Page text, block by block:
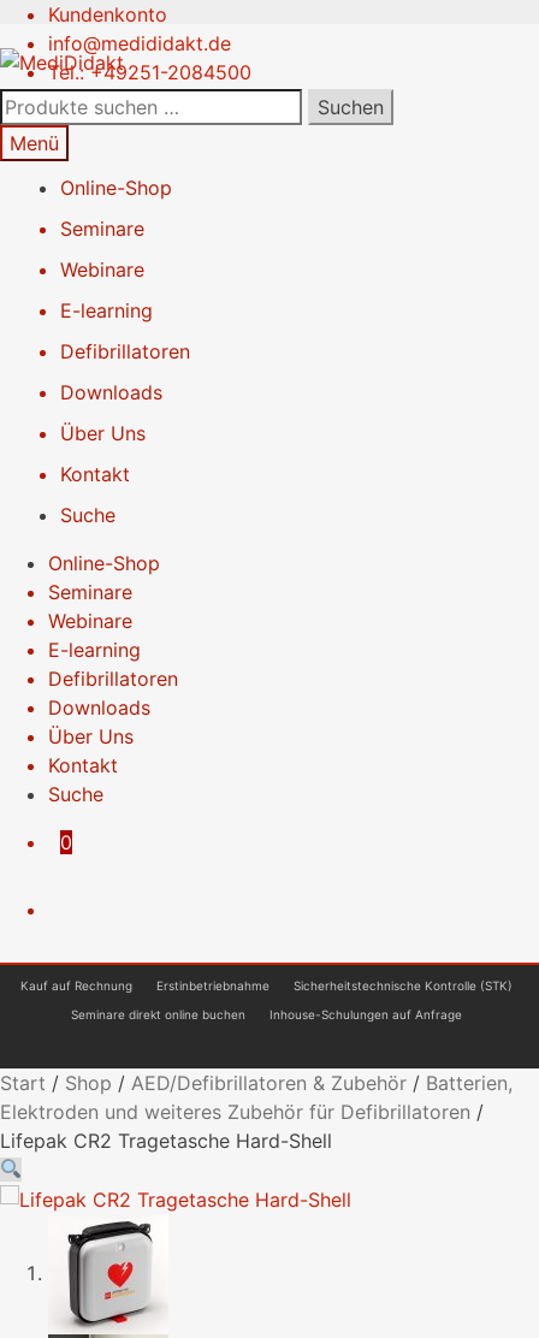
Kundenkonto
info@medididakt.de
Tel.: +49251-2084500
Zur
Navigation
springen
Springe
zum
Inhalt
Suchen
nach:
Suchen
Menü
Online-Shop
Seminare
Webinare
E-learning
Defibrillatoren
Downloads
Über Uns
Kontakt
Suche
Online-Shop
Seminare
Webinare
E-learning
Defibrillatoren
Downloads
Über Uns
Kontakt
Suche
0
Kauf auf Rechnung Erstinbetriebnahme
Sicherheitstechnische Kontrolle (STK)
Seminare direkt online buchen
Inhouse-Schulungen auf Anfrage
Start / Shop / AED/Defibrillatoren & Zubehör / Batterien,
Elektroden und weiteres Zubehör für Defibrillatoren /
Lifepak CR2 Tragetasche Hard-Shell